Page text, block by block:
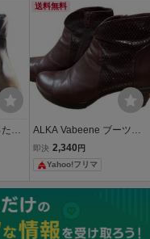
2,5cmDBR色カカトの高
さ3cm雨の日雪の日対応
中敷きは取り外し可能!
り
中
送料無料
ALKA Vabeene ブーツ 3
6＝23.0cm
即決 2,340 円
Yahoo!フリマ